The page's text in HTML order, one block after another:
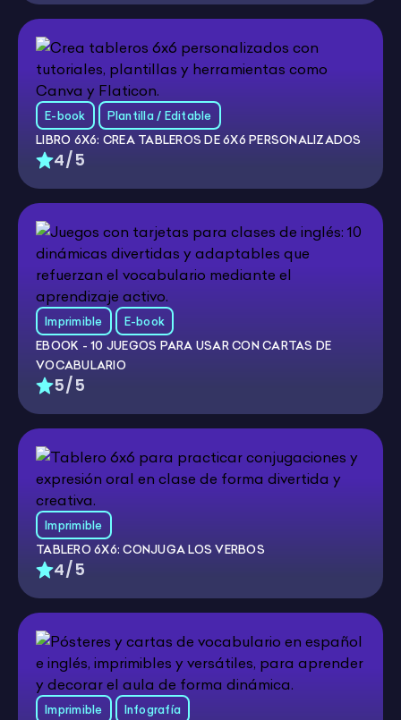
E-book
Plantilla / Editable
LIBRO 6X6: CREA TABLEROS DE 6X6 PERSONALIZADOS
4/5
Imprimible
E-book
EBOOK - 10 JUEGOS PARA USAR CON CARTAS DE
VOCABULARIO
5/5
Imprimible
TABLERO 6X6: CONJUGA LOS VERBOS
4/5
Imprimible
Infografía